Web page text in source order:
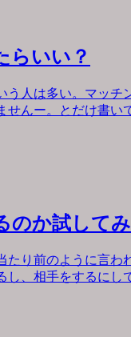
らいい？
人は多い。マッチ
んー。とだけ書い
のか試して
り前のように言わ
、相手をするにし